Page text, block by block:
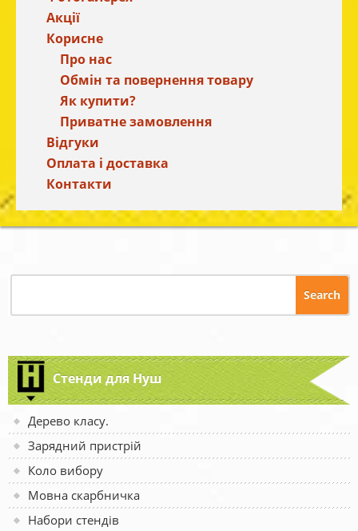
Акції
Корисне
Про нас
Обмін та повернення товару
Як купити?
Приватне замовлення
Відгуки
Оплата і доставка
Контакти
Стенди для Нуш
Дерево класу.
Зарядний пристрій
Коло вибору
Мовна скарбничка
Набори стендів